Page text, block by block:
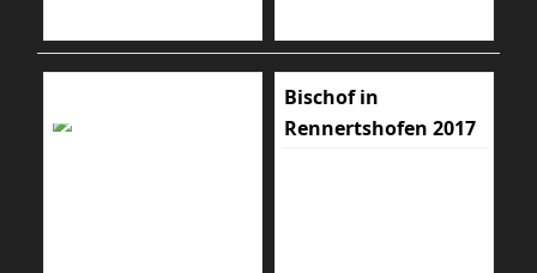
Bischof in
Rennertshofen 2017